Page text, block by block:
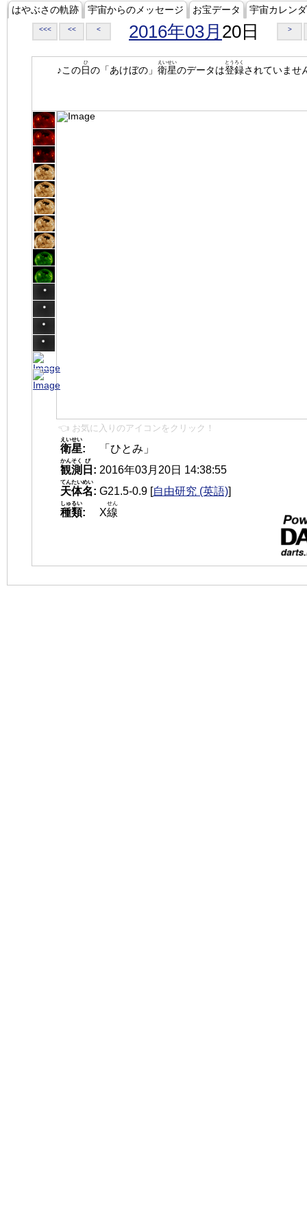
はやぶさの軌跡 宇宙からのメッセージ お宝データ 宇宙カレン
<<< << < 2016年03月 20日 >
♪この日
ひ
の「あけぼの」 衛星
えいせい
のデータは登録
とうろく
されていませ
👈 お気に入りのアイコンをクリック！
衛星
えいせい
:
「ひとみ」
観測
かんそく
日
び
: 2016年03月20日 14:38:55
天体名
てんたいめい
: G21.5-0.9 [自由研究 (英語)]
種類
しゅるい
: X線
せん